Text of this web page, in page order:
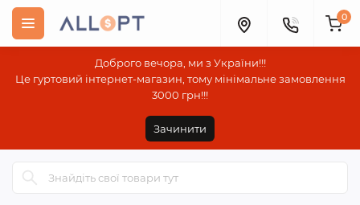
Доброго вечора, ми з України!!!
Це гуртовий інтернет-магазин, тому мінімальне замовлення
3000 грн!!!
Зачинити
0